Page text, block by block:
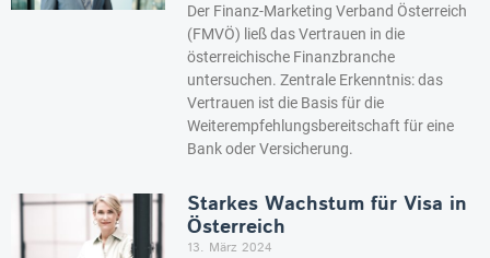
Der Finanz-Marketing Verband Österreich
(FMVÖ) ließ das Vertrauen in die
österreichische Finanzbranche
untersuchen. Zentrale Erkenntnis: das
Vertrauen ist die Basis für die
Weiterempfehlungsbereitschaft für eine
Bank oder Versicherung.
Starkes Wachstum für Visa in
Österreich
13. März 2024